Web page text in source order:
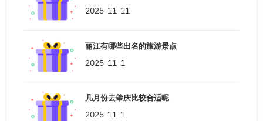
2025-11-11
丽江有哪些出名的旅游景点
2025-11-1
几月份去肇庆比较合适呢
2025-11-1